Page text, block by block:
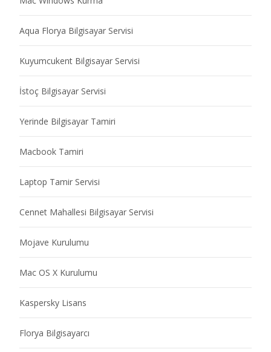
Aqua Florya Bilgisayar Servisi
Kuyumcukent Bilgisayar Servisi
İstoç Bilgisayar Servisi
Yerinde Bilgisayar Tamiri
Macbook Tamiri
Laptop Tamir Servisi
Cennet Mahallesi Bilgisayar Servisi
Mojave Kurulumu
Mac OS X Kurulumu
Kaspersky Lisans
Florya Bilgisayarcı